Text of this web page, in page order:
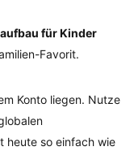
für Kinder
Favorit.
Konto liegen. Nutze
heute so einfach wie